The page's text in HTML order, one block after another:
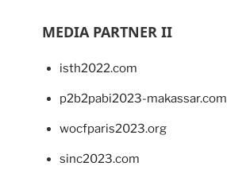
MEDIA PARTNER II
isth2022.com
p2b2pabi2023-makassar.com
wocfparis2023.org
sinc2023.com